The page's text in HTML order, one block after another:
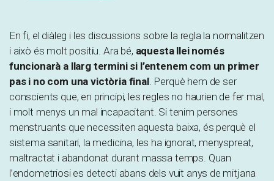
En fi, el diàleg i les discussions sobre la regla la normalitzen
i això és molt positiu. Ara bé, aquesta llei només
funcionarà a llarg termini si l’entenem com un primer
pas i no com una victòria final. Perquè hem de ser
conscients que, en principi, les regles no haurien de fer mal,
i molt menys un mal incapacitant. Si tenim persones
menstruants que necessiten aquesta baixa, és perquè el
sistema sanitari, la medicina, les ha ignorat, menyspreat,
maltractat i abandonat durant massa temps. Quan
l’endometriosi es detecti abans dels vuit anys de mitjana